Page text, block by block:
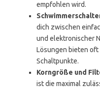
empfohlen wird.
dich zwischen
und elektronischer
Lösungen bieten
Schaltpunkte.
Korngröße und
ist die maximal